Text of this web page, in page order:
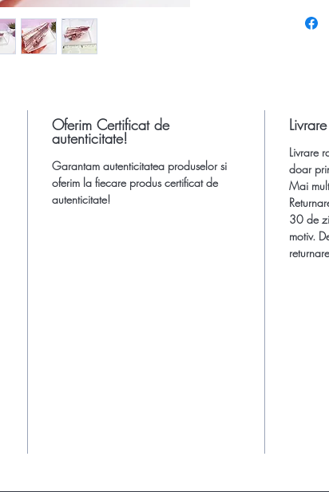
livrare
Oferim Certificat de
autenticitate!
Garantam autenticitatea produselor si
oferim la fiecare produs certificat de
autenticitate!
Livrare
doar
Mai
30 de
motiv.